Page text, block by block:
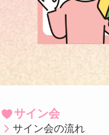
サイン会
サイン会の流れ